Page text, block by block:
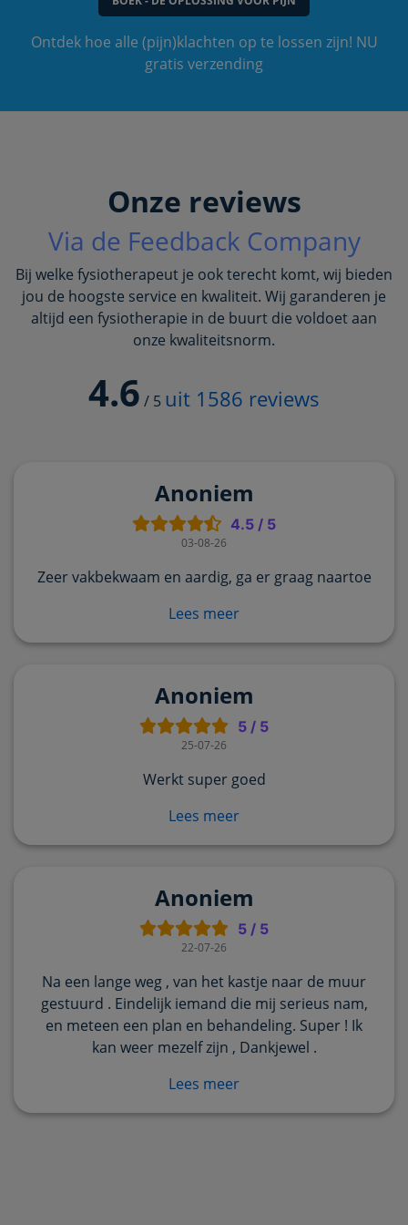
Ontdek hoe alle (pijn)klachten op te lossen zijn! NU
gratis verzending
Onze reviews
Via de Feedback Company
Bij welke fysiotherapeut je ook terecht komt, wij bieden
jou de hoogste service en kwaliteit. Wij garanderen je
altijd een fysiotherapie in de buurt die voldoet aan
onze kwaliteitsnorm.
4.6 / 5 uit 1586 reviews
Anoniem
4.5/ 5
03-08-26
Zeer vakbekwaam en aardig, ga er graag naartoe
Lees meer
Anoniem
5 / 5
25-07-26
Werkt super goed
Lees meer
Anoniem
5 / 5
22-07-26
Na een lange weg , van het kastje naar de muur
gestuurd . Eindelijk iemand die mij serieus nam,
en meteen een plan en behandeling. Super ! Ik
kan weer mezelf zijn , Dankjewel .
Lees meer